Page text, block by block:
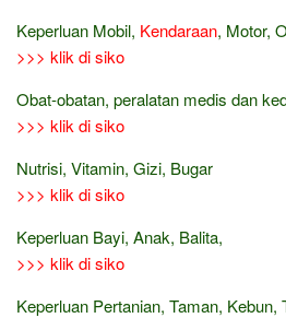
Keperluan Mobil, Kendaraan, Motor,
>>> klik di siko
Obat-obatan, peralatan medis dan
>>> klik di siko
Nutrisi, Vitamin, Gizi, Bugar
>>> klik di siko
Keperluan Bayi, Anak, Balita,
>>> klik di siko
Keperluan Pertanian, Taman, Kebun,